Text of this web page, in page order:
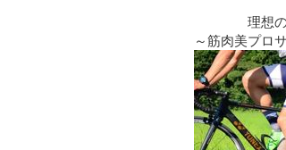
理想
～筋肉美プロ